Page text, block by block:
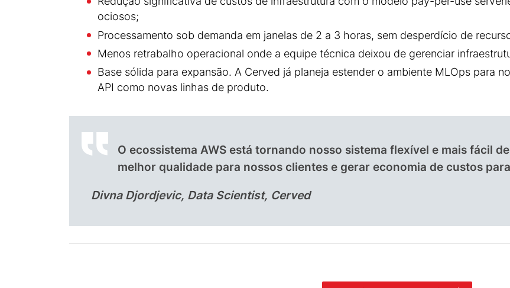
ociosos;
Processamento sob demanda em janelas de 2 a 3 horas, sem desperdício de
Menos retrabalho operacional onde a equipe técnica deixou de gerenciar
Base sólida para expansão. A Cerved já planeja estender o ambiente MLOps para
API como novas linhas de produto.
O ecossistema AWS está tornando nosso sistema flexível e mais fácil
melhor qualidade para nossos clientes e gerar economia de custos
Divna Djordjevic, Data Scientist, Cerved